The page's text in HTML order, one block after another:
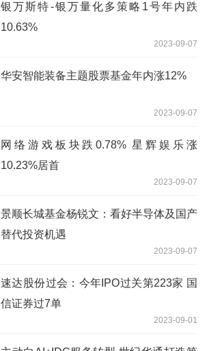
银万斯特-银万量化多策略1号年内跌
10.63%
2023-09-07
华安智能装备主题股票基金年内涨12%
2023-09-07
网络游戏板块跌0.78% 星辉娱乐涨
10.23%居首
2023-09-07
景顺长城基金杨锐文：看好半导体及国产
替代投资机遇
2023-09-07
速达股份过会：今年IPO过关第223家 国
信证券过7单
2023-09-01